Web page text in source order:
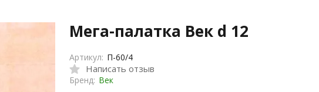
Мега-палатка Век d 12
Написать отзыв
Бренд: Век
Артикул: П-60/4